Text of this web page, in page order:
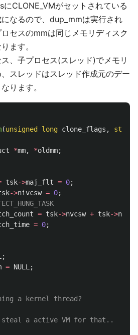
CLONE_VMがセットされている
なるので、dup_mmは実行され
セスのmmは同じメモリディスク
ます。
、子プロセス(スレッド)でメモリ
スレッドはスレッド作成元のデー
ります。
(unsigned long clone_flags ,
struct
*mm, *oldmm;
tsk->maj_flt = 0;
->nivcsw = 0;
= tsk->nvcsw + tsk->
= 0;
;
= NULL ;